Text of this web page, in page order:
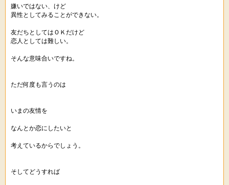
嫌いではない、けど
異性としてみることができない。
友だちとしてはＯＫだけど
恋人としては難しい。
そんな意味合いですね。
ただ何度も言うのは
いまの友情を
なんとか恋にしたいと
考えているからでしょう。
そしてどうすれば